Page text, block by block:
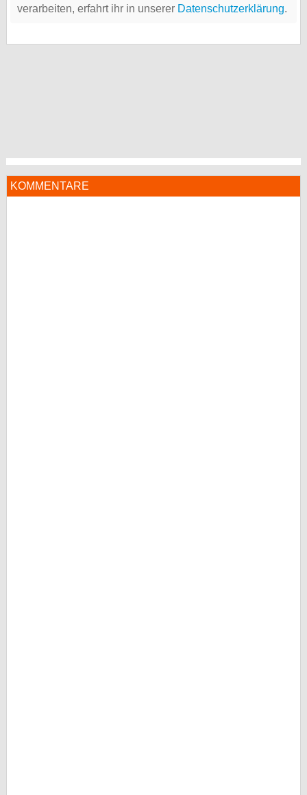
verarbeiten, erfahrt ihr in unserer Datenschutzerklärung.
KOMMENTARE